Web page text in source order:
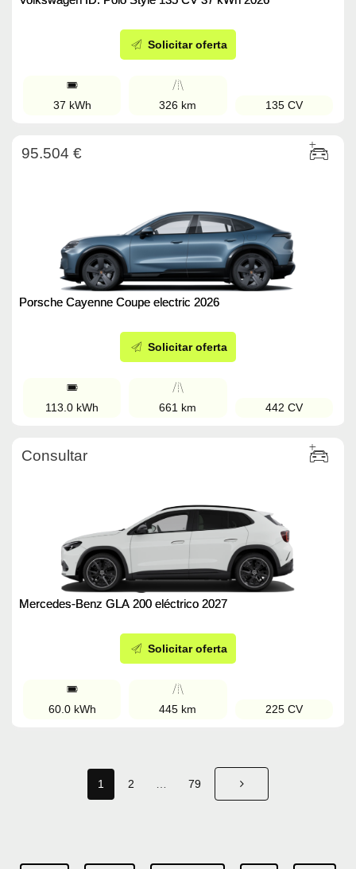
Solicitar oferta
37 kWh 326 km 135 CV
95.504 €
Porsche Cayenne Coupe electric 2026
Solicitar oferta
113.0 kWh 661 km 442 CV
Consultar
Mercedes-Benz GLA 200 eléctrico 2027
Solicitar oferta
60.0 kWh 445 km 225 CV
1 2 … 79